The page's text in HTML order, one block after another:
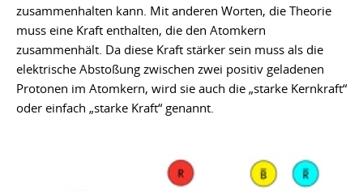
zusammenhalten kann. Mit anderen Worten, die Theorie
muss eine Kraft enthalten, die den Atomkern
zusammenhält. Da diese Kraft stärker sein muss als die
elektrische Abstoßung zwischen zwei positiv geladenen
Protonen im Atomkern, wird sie auch die „starke Kernkraft“
oder einfach „starke Kraft“ genannt.